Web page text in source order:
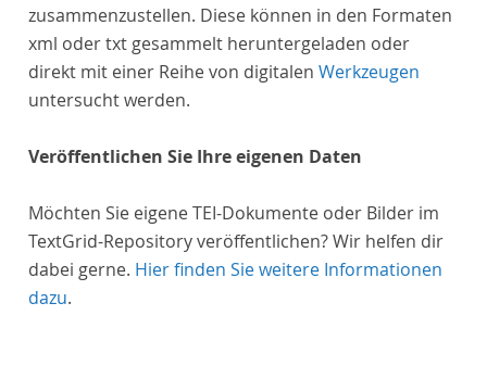
zusammenzustellen. Diese können in den Formaten
xml oder txt gesammelt heruntergeladen oder
direkt mit einer Reihe von digitalen Werkzeugen
untersucht werden.
Veröffentlichen Sie Ihre eigenen Daten
Möchten Sie eigene TEI-Dokumente oder Bilder im
TextGrid-Repository veröffentlichen? Wir helfen dir
dabei gerne. Hier finden Sie weitere Informationen
dazu.